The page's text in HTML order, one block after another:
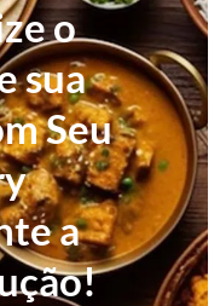
o
sua
Seu
a